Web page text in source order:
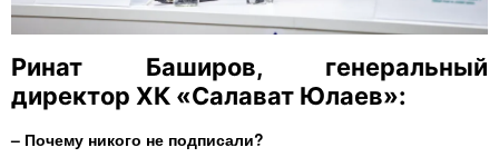
Ринат Баширов, генеральный
директор ХК «Салават Юлаев»:
– Почему никого не подписали?